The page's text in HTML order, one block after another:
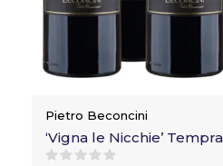
Pietro Beconcini
‘Vigna le Nicchie’